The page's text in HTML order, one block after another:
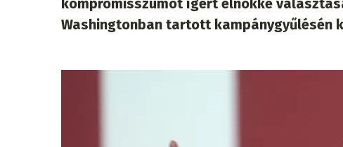
kompromisszumot ígért elnökké
Washingtonban tartott kampánygyűlésén